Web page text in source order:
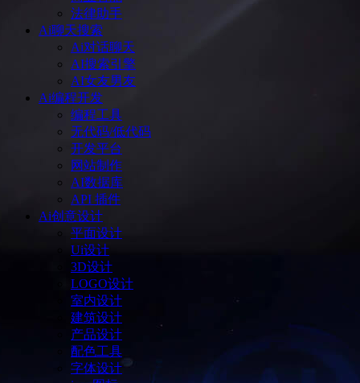
法律助手
Ai聊天搜索
Ai对话聊天
AI搜索引擎
AI女友男友
Ai编程开发
编程工具
无代码/低代码
开发平台
网站制作
AI数据库
API 插件
Ai创意设计
平面设计
Ui设计
3D设计
LOGO设计
室内设计
建筑设计
产品设计
配色工具
字体设计